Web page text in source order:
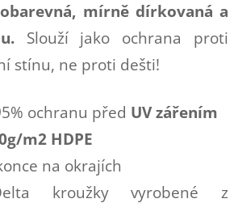
mírně dírkovaná a
Slouží jako ochrana proti
stínu, ne proti dešti!
ochranu před UV zářením
m2 HDPE
na okrajích
kroužky vyrobené z